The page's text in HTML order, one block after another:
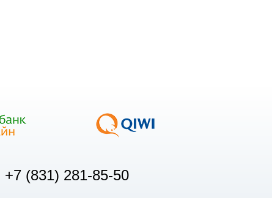
+7 (831) 281-85-50